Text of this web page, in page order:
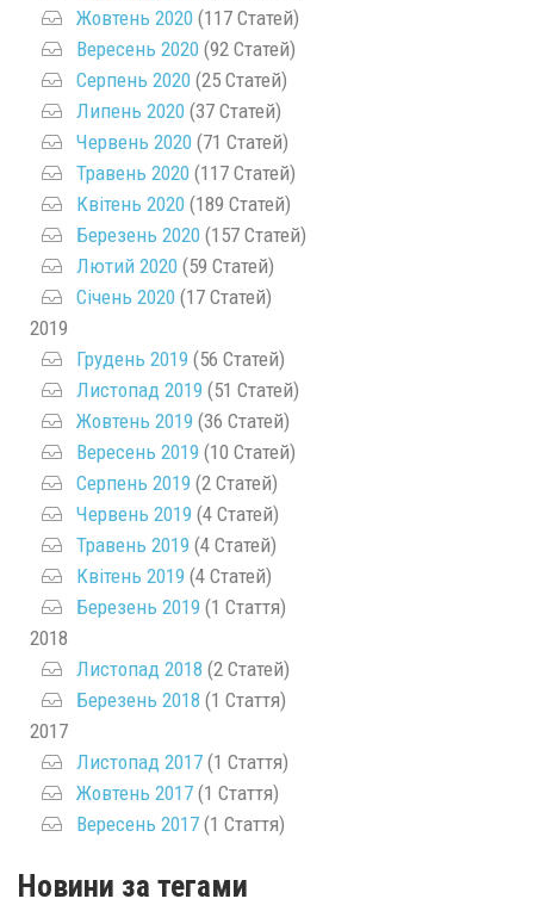
Жовтень 2020 (117 Статей)
Вересень 2020 (92 Статей)
Серпень 2020 (25 Статей)
Липень 2020 (37 Статей)
Червень 2020 (71 Статей)
Травень 2020 (117 Статей)
Квітень 2020 (189 Статей)
Березень 2020 (157 Статей)
Лютий 2020 (59 Статей)
Січень 2020 (17 Статей)
2019
Грудень 2019 (56 Статей)
Листопад 2019 (51 Статей)
Жовтень 2019 (36 Статей)
Вересень 2019 (10 Статей)
Серпень 2019 (2 Статей)
Червень 2019 (4 Статей)
Травень 2019 (4 Статей)
Квітень 2019 (4 Статей)
Березень 2019 (1 Стаття)
2018
Листопад 2018 (2 Статей)
Березень 2018 (1 Стаття)
2017
Листопад 2017 (1 Стаття)
Жовтень 2017 (1 Стаття)
Вересень 2017 (1 Стаття)
Новини за тегами